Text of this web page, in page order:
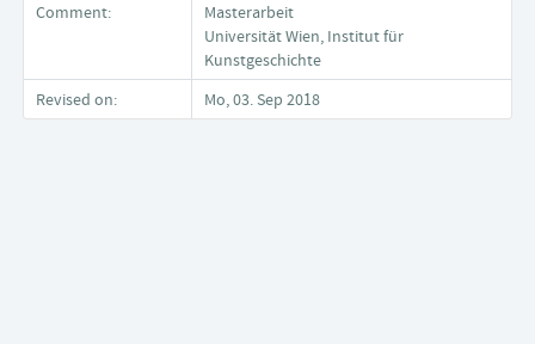
Comment:
Masterarbeit
Universität Wien, Institut für
Kunstgeschichte
Revised on:
Mo, 03. Sep 2018